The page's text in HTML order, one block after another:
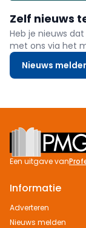
Zelf nieuws
Heb je nieuws
met ons via het
Nieuws
Footer
Een uitgave van
Informatie
Adverteren
Nieuws melden